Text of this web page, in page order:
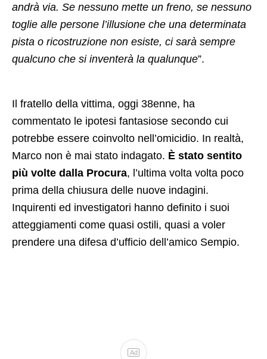
andrà via. Se nessuno mette un freno, se nessuno
toglie alle persone l’illusione che una determinata
pista o ricostruzione non esiste, ci sarà sempre
qualcuno che si inventerà la qualunque”.
Il fratello della vittima, oggi 38enne, ha
commentato le ipotesi fantasiose secondo cui
potrebbe essere coinvolto nell’omicidio. In realtà,
Marco non è mai stato indagato. È stato sentito
più volte dalla Procura, l’ultima volta volta poco
prima della chiusura delle nuove indagini.
Inquirenti ed investigatori hanno definito i suoi
atteggiamenti come quasi ostili, quasi a voler
prendere una difesa d’ufficio dell’amico Sempio.
Ad